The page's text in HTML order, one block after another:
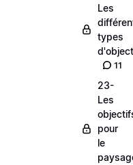
Les
types
11
23-
Les
pour
le